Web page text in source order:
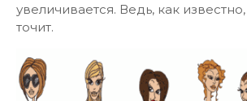
увеличивается. Ведь, как
точит.